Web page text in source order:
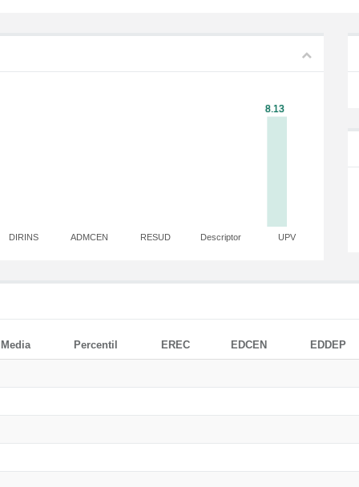
DIRINS ADMCEN RESUD Descriptor UPV
Media Percentil EREC EDCEN EDDEP